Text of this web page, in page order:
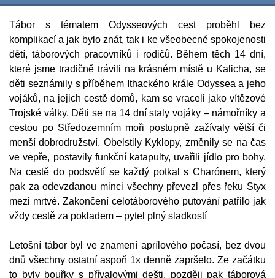
Tábor s tématem Odysseových cest proběhl bez
komplikací a jak bylo znát, tak i ke všeobecné spokojenosti
dětí, táborových pracovníků i rodičů. Během těch 14 dní,
které jsme tradičně trávili na krásném místě u Kalicha, se
děti seznámily s příběhem Ithackého krále Odyssea a jeho
vojáků, na jejich cestě domů, kam se vraceli jako vítězové
Trojské války. Děti se na 14 dní staly vojáky – námořníky a
cestou po Středozemním moři postupně zažívaly větší či
menší dobrodružství. Obelstily Kyklopy, změnily se na čas
ve vepře, postavily funkční katapulty, uvařili jídlo pro bohy.
Na cestě do podsvětí se každý potkal s Charónem, který
pak za odevzdanou minci všechny převezl přes řeku Styx
mezi mrtvé. Zakončení celotáborového putování patřilo jak
vždy cestě za pokladem – pytel plný sladkostí
Letošní tábor byl ve znamení aprílového počasí, bez dvou
dnů všechny ostatní aspoň 1x denně zapršelo. Ze začátku
to byly bouřky s přívalovými dešti, později pak táborová